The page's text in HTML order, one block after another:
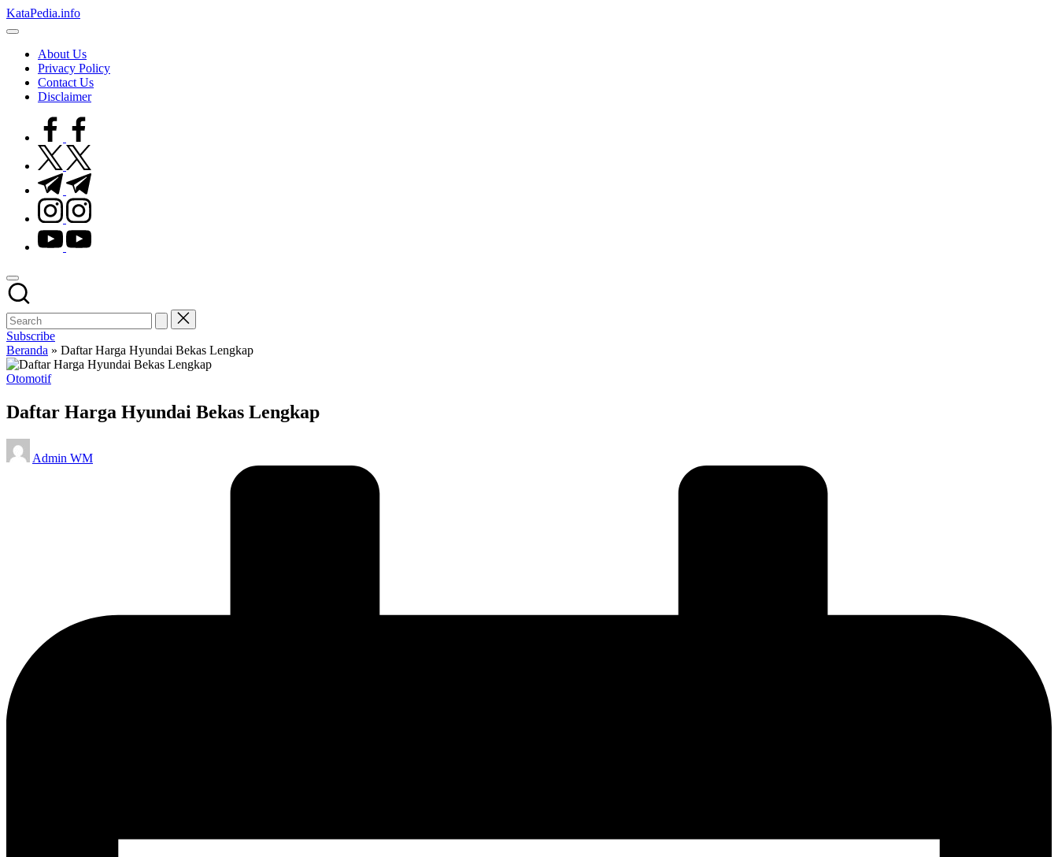
Skip
to
KataPedia.info
Berita
TerbaruAbout Us
Privacy Policy
Contact Us
Disclaimer
facebook.com
twitter.com
t.me
instagram.com
youtube.com
Subscribe
Beranda » Daftar Harga Hyundai Bekas Lengkap
Posted
Otomotif
Daftar Harga Hyundai Bekas Lengkap
Posted
by
Admin WM